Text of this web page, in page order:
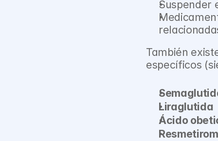
Suspender
También
específicos
Liraglutida
Ácido
Resmetirom